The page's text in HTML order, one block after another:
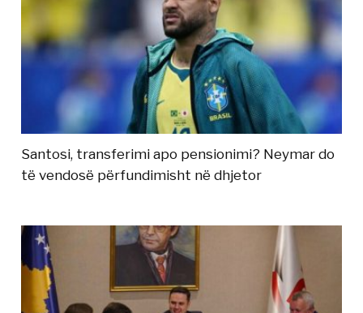
Santosi, transferimi apo pensionimi? Neymar do
të vendosë përfundimisht në dhjetor